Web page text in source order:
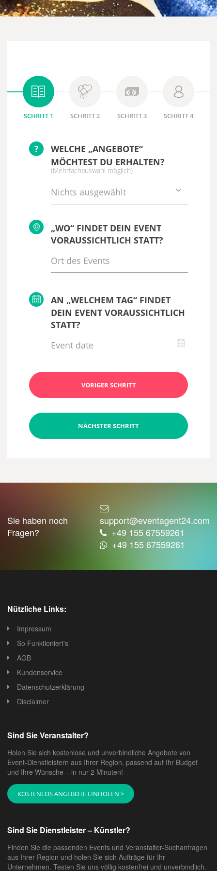
SCHRITT 1 SCHRITT 2 SCHRITT 3 SCHRITT 4
?
WELCHE „ANGEBOTE“
MÖCHTEST DU ERHALTEN?
(Mehrfachauswahl möglich)
Nichts ausgewählt
„WO“ FINDET DEIN EVENT
VORAUSSICHTLICH STATT?
AN „WELCHEM TAG“ FINDET
DEIN EVENT VORAUSSICHTLICH
STATT?
VORIGER SCHRITT
NÄCHSTER SCHRITT
Sie haben noch
Fragen?
support@eventagent24.com
+49 155 67559261
+49 155 67559261
Nützliche Links:
Impressum
So Funktioniert's
AGB
Kundenservice
Datenschutzerklärung
Disclaimer
Sind Sie Veranstalter?
Holen Sie sich kostenlose und unverbindliche Angebote von
Event-Dienstleistern aus Ihrer Region, passend auf Ihr Budget
und Ihre Wünsche – in nur 2 Minuten!
KOSTENLOS ANGEBOTE EINHOLEN >
Sind Sie Dienstleister – Künstler?
Finden Sie die passenden Events und Veranstalter-Suchanfragen
aus Ihrer Region und holen Sie sich Aufträge für Ihr
Unternehmen. Testen Sie uns völlig kostenfrei und unverbindlich.